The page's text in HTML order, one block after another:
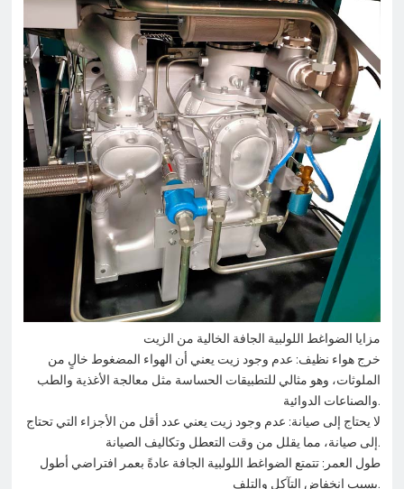
مزايا الضواغط اللولبية الجافة الخالية من الزيت
خرج هواء نظيف: عدم وجود زيت يعني أن الهواء المضغوط خالٍ من
الملوثات، وهو مثالي للتطبيقات الحساسة مثل معالجة الأغذية والطب
والصناعات الدوائية.
لا يحتاج إلى صيانة: عدم وجود زيت يعني عدد أقل من الأجزاء التي تحتاج
إلى صيانة، مما يقلل من وقت التعطل وتكاليف الصيانة.
طول العمر: تتمتع الضواغط اللولبية الجافة عادةً بعمر افتراضي أطول
بسبب انخفاض التآكل والتلف.